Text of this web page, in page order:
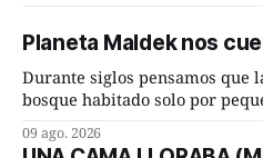
Planeta Maldek nos
Durante siglos pensamos que
bosque habitado solo por
incompleta. Un equipo internacional de arqueólogos,
09 ago. 2026